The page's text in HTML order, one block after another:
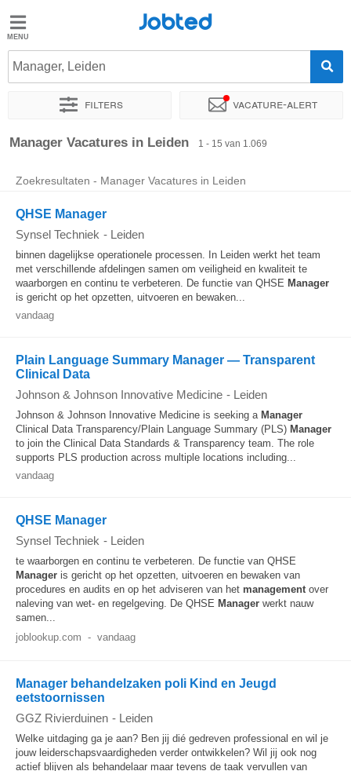
Jobted
Vacatures
Salarissen
Jobted
Manager, Leiden
Filters Vacature-alert
Sorteer op Exacte locatie Bedrijf Uitzendbureau
Manager Vacatures in Leiden 1 - 15 van 1.069
Zoekresultaten - Manager Vacatures in Leiden
QHSE Manager
Synsel Techniek - Leiden
binnen dagelijkse operationele processen. In Leiden werkt het team
met verschillende afdelingen samen om veiligheid en kwaliteit te
waarborgen en continu te verbeteren. De functie van QHSE Manager
is gericht op het opzetten, uitvoeren en bewaken...
vandaag
Plain Language Summary Manager — Transparent
Clinical Data
Johnson & Johnson Innovative Medicine - Leiden
Johnson & Johnson Innovative Medicine is seeking a Manager
Clinical Data Transparency/Plain Language Summary (PLS) Manager
to join the Clinical Data Standards & Transparency team. The role
supports PLS production across multiple locations including...
vandaag
QHSE Manager
Synsel Techniek - Leiden
te waarborgen en continu te verbeteren. De functie van QHSE
Manager is gericht op het opzetten, uitvoeren en bewaken van
procedures en audits en op het adviseren van het managementover
naleving van wet- en regelgeving. De QHSE Manager werkt nauw
samen...
joblookup.com - vandaag
Manager behandelzaken poli Kind en Jeugd
eetstoornissen
GGZ Rivierduinen - Leiden
Welke uitdaging ga je aan? Ben jij dié gedreven professional en wil je
jouw leiderschapsvaardigheden verder ontwikkelen? Wil jij ook nog
actief blijven als behandelaar maar tevens de taak vervullen van